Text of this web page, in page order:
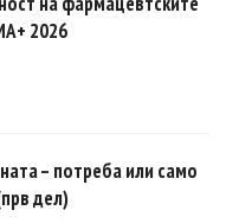
2026
– потреба или само
дел)